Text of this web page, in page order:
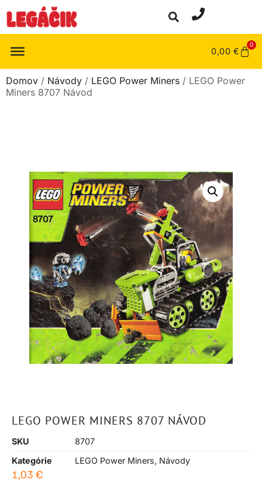
0,00 €
0
Domov / Návody / LEGO Power Miners / LEGO Power
Miners 8707 Návod
LEGO POWER MINERS 8707 NÁVOD
SKU
8707
Kategórie
LEGO Power Miners, Návody
1,03 €